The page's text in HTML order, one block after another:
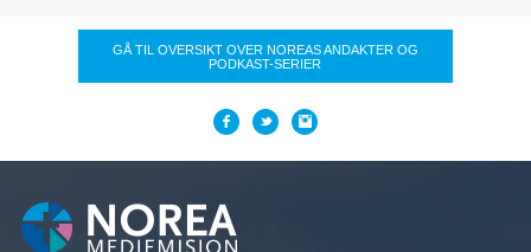
GÅ TIL OVERSIKT OVER NOREAS ANDAKTER OG
PODKAST-SERIER